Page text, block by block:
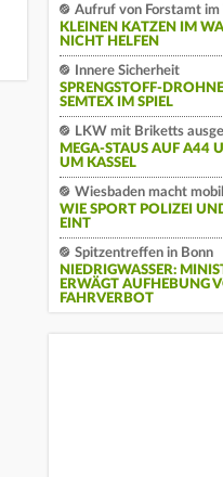
Aufruf von Forstamt im
KLEINEN KATZEN IM
NICHT HELFEN
Innere Sicherheit
SPRENGSTOFF-
SEMTEX IM SPIEL
LKW mit Briketts
MEGA-STAUS AUF A44
UM KASSEL
Wiesbaden macht mobil
WIE SPORT POLIZEI
EINT
Spitzentreffen in Bonn
NIEDRIGWASSER:
ERWÄGT AUFHEBUNG
FAHRVERBOT